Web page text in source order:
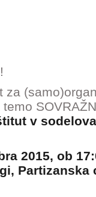
za
v
2015, ob
Partizanska